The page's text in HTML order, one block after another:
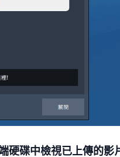
硬碟中檢視已上傳的影